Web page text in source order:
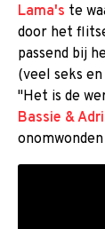
Lama's te
door het
passend bij
(veel seks
"Het is de
Bassie &